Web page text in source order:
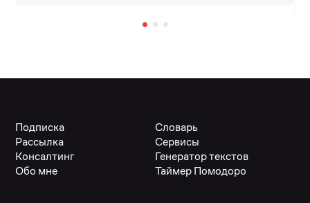
Подписка
Рассылка
Консалтинг
Обо мне
Словарь
Сервисы
Генератор текстов
Таймер Помодоро